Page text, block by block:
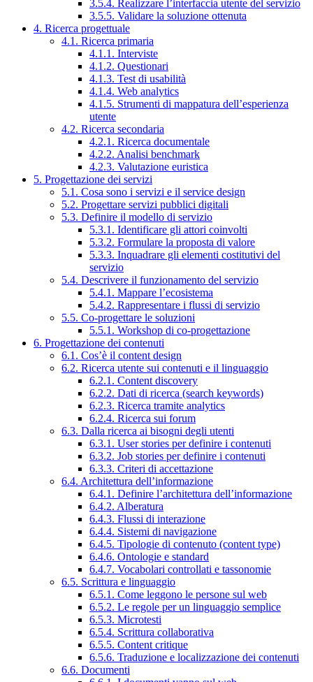
3.5.4. Realizzare l’interfaccia utente del servizio
3.5.5. Validare la soluzione ottenuta
4. Ricerca progettuale
4.1. Ricerca primaria
4.1.1. Interviste
4.1.2. Questionari
4.1.3. Test di usabilità
4.1.4. Web analytics
4.1.5. Strumenti di mappatura dell’esperienza
utente
4.2. Ricerca secondaria
4.2.1. Ricerca documentale
4.2.2. Analisi benchmark
4.2.3. Valutazione euristica
5. Progettazione dei servizi
5.1. Cosa sono i servizi e il service design
5.2. Progettare servizi pubblici digitali
5.3. Definire il modello di servizio
5.3.1. Identificare gli attori coinvolti
5.3.2. Formulare la proposta di valore
5.3.3. Inquadrare gli elementi costitutivi del
servizio
5.4. Descrivere il funzionamento del servizio
5.4.1. Mappare l’ecosistema
5.4.2. Rappresentare i flussi di servizio
5.5. Co-progettare le soluzioni
5.5.1. Workshop di co-progettazione
6. Progettazione dei contenuti
6.1. Cos’è il content design
6.2. Ricerca utente sui contenuti e il linguaggio
6.2.1. Content discovery
6.2.2. Dati di ricerca (search keywords)
6.2.3. Ricerca tramite analytics
6.2.4. Ricerca sui forum
6.3. Dalla ricerca ai bisogni degli utenti
6.3.1. User stories per definire i contenuti
6.3.2. Job stories per definire i contenuti
6.3.3. Criteri di accettazione
6.4. Architettura dell’informazione
6.4.1. Definire l’architettura dell’informazione
6.4.2. Alberatura
6.4.3. Flussi di interazione
6.4.4. Sistemi di navigazione
6.4.5. Tipologie di contenuto (content type)
6.4.6. Ontologie e standard
6.4.7. Vocabolari controllati e tassonomie
6.5. Scrittura e linguaggio
6.5.1. Come leggono le persone sul web
6.5.2. Le regole per un linguaggio semplice
6.5.3. Microtesti
6.5.4. Scrittura collaborativa
6.5.5. Content critique
6.5.6. Traduzione e localizzazione dei contenuti
6.6. Documenti